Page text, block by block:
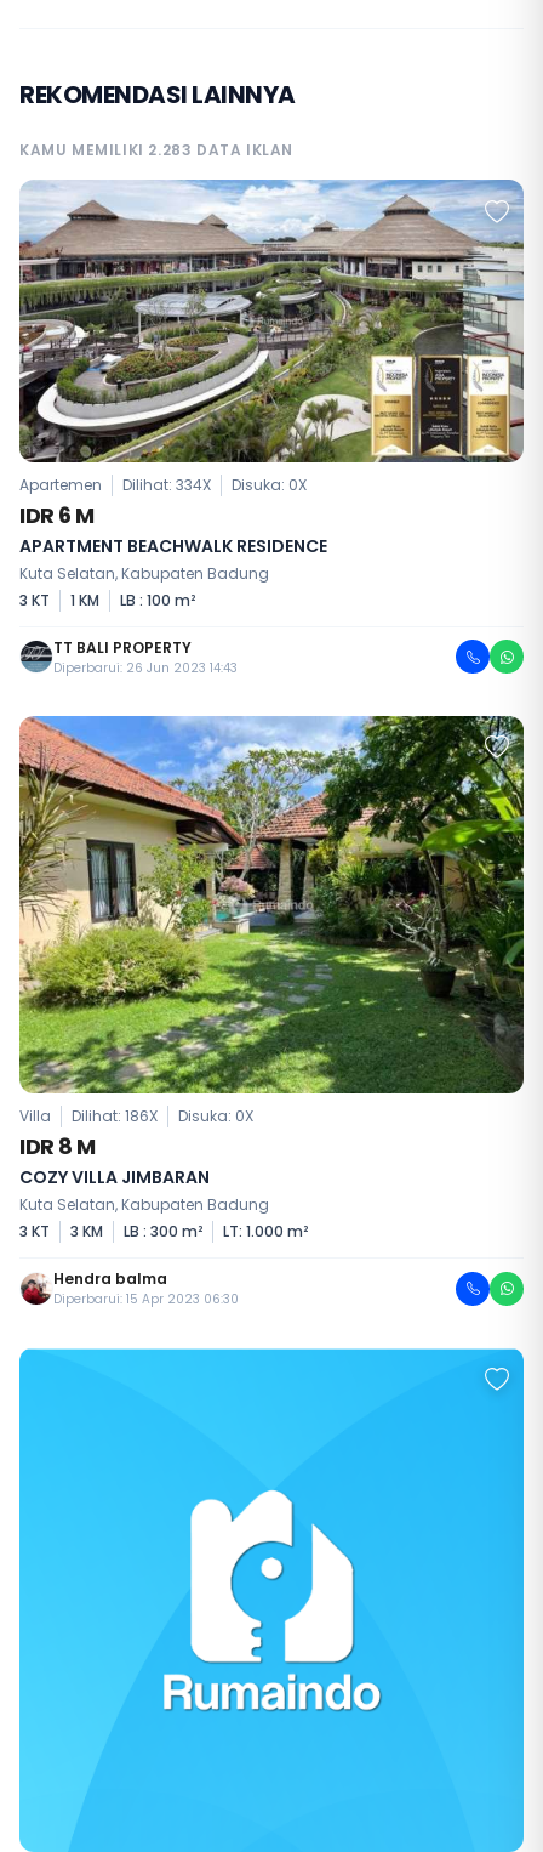
REKOMENDASI LAINNYA
KAMU MEMILIKI 2.283 DATA IKLAN
Apartemen Dilihat: 334X Disuka: 0X
IDR 6 M
APARTMENT BEACHWALK RESIDENCE
Kuta Selatan, Kabupaten Badung
3 KT
1 KM LB : 100 m²
TT BALI PROPERTY
Diperbarui: 26 Jun 2023 14:43
Villa Dilihat: 186X Disuka: 0X
IDR 8 M
COZY VILLA JIMBARAN
Kuta Selatan, Kabupaten Badung
3 KT
3 KM LB : 300 m² LT: 1.000 m²
Hendra balma
Diperbarui: 15 Apr 2023 06:30